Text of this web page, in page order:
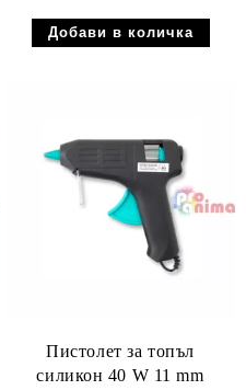
Пистолет за топъл
силикон 40 W 11 mm